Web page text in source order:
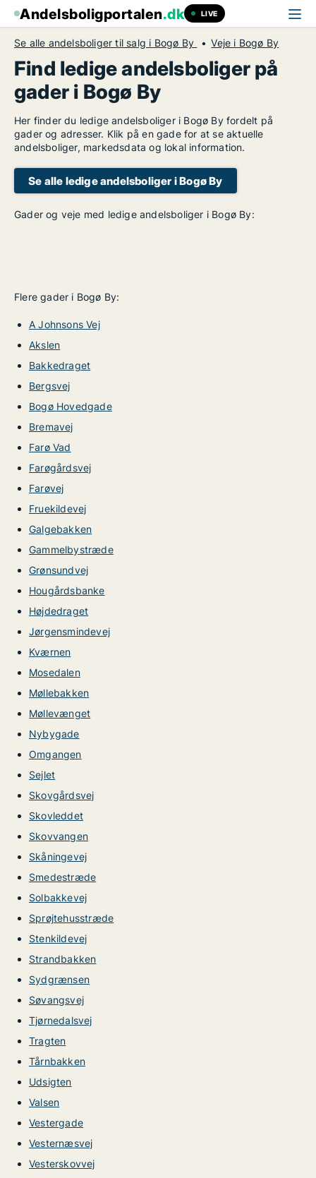
Andelsboligportalen.dk LIVE
Se alle andelsboliger til salg i Bogø By Veje i Bogø By
Find ledige andelsboliger på
gader i Bogø By
Her finder du ledige andelsboliger i Bogø By fordelt på
gader og adresser. Klik på en gade for at se aktuelle
andelsboliger, markedsdata og lokal information.
Se alle ledige andelsboliger i Bogø By
Gader og veje med ledige andelsboliger i Bogø By:
Flere gader i Bogø By:
A Johnsons Vej
Akslen
Bakkedraget
Bergsvej
Bogø Hovedgade
Bremavej
Farø Vad
Farøgårdsvej
Farøvej
Fruekildevej
Galgebakken
Gammelbystræde
Grønsundvej
Hougårdsbanke
Højdedraget
Jørgensmindevej
Kværnen
Mosedalen
Møllebakken
Møllevænget
Nybygade
Omgangen
Sejlet
Skovgårdsvej
Skovleddet
Skovvangen
Skåningevej
Smedestræde
Solbakkevej
Sprøjtehusstræde
Stenkildevej
Strandbakken
Sydgrænsen
Søvangsvej
Tjørnedalsvej
Tragten
Tårnbakken
Udsigten
Valsen
Vestergade
Vesternæsvej
Vesterskovvej